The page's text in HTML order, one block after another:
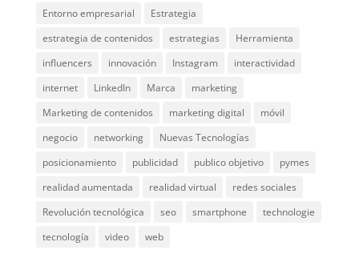
Entorno empresarial
Estrategia
estrategia de contenidos
estrategias
Herramienta
influencers
innovación Instagram
interactividad
internet
LinkedIn Marca
marketing
Marketing de contenidos
marketing digital
móvil
negocio
networking
Nuevas Tecnologías
posicionamiento
publicidad publico objetivo
pymes
realidad aumentada
realidad virtual
redes sociales
Revolución tecnológica
seo smartphone
technologie
tecnología
video web